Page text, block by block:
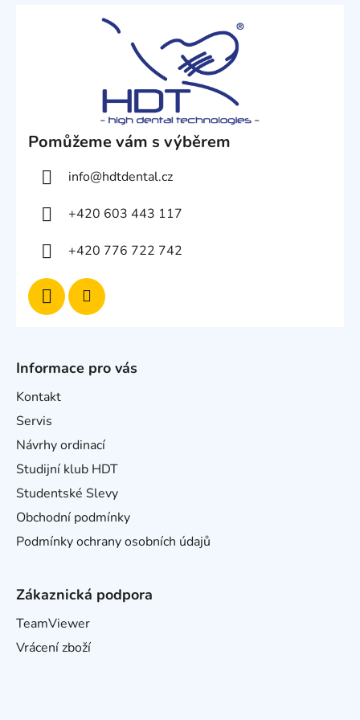
Pomůžeme vám s výběrem
info@hdtdental.cz
+420 603 443 117
+420 776 722 742
Informace pro vás
Kontakt
Servis
Návrhy ordinací
Studijní klub HDT
Studentské Slevy
Obchodní podmínky
Podmínky ochrany osobních údajů
Zákaznická podpora
TeamViewer
Vrácení zboží